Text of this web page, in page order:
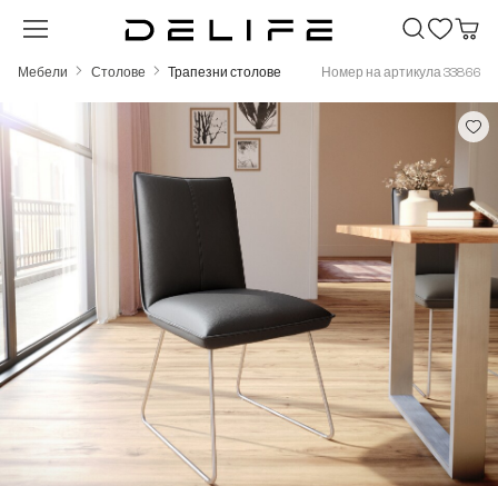
Преминете към основното съдържание
Мебели Столове Трапезни столове Номер на артикула 33866
Пропуснете галерия с изображения